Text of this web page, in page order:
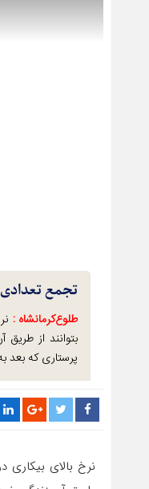
تجمع تعدادی
طلوع‌‌کرمانشاه :
بتوانند از
پرستاری که بعد
نرخ بالای بیکاری